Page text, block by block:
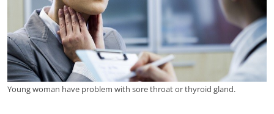
Young woman have problem with sore throat or thyroid gland.